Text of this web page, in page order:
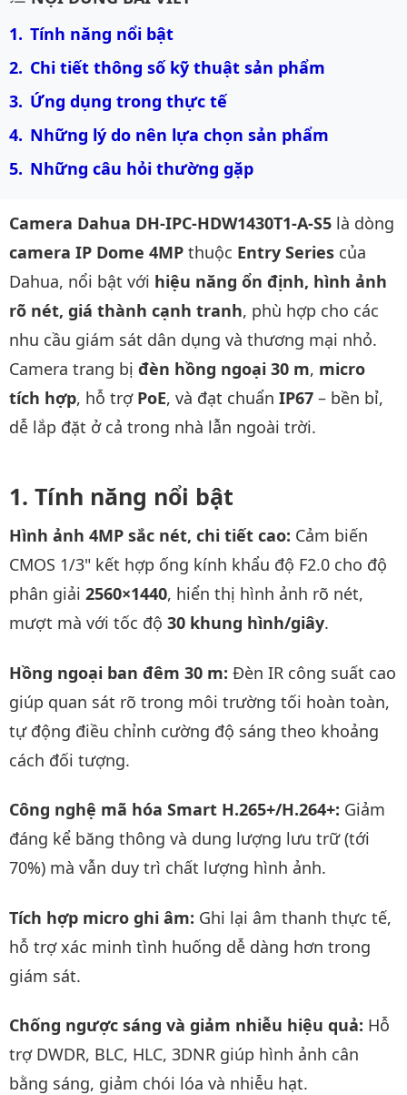
Tính năng nổi bật
Chi tiết thông số kỹ thuật sản phẩm
Ứng dụng trong thực tế
Những lý do nên lựa chọn sản phẩm
Những câu hỏi thường gặp
Camera Dahua DH-IPC-HDW1430T1-A-S5 là dòng
camera IP Dome 4MP thuộc Entry Series của
Dahua, nổi bật với hiệu năng ổn định, hình ảnh
rõ nét, giá thành cạnh tranh, phù hợp cho các
nhu cầu giám sát dân dụng và thương mại nhỏ.
Camera trang bị đèn hồng ngoại 30 m, micro
tích hợp, hỗ trợ PoE, và đạt chuẩn IP67 – bền bỉ,
dễ lắp đặt ở cả trong nhà lẫn ngoài trời.
Tính năng nổi bật
Hình ảnh 4MP sắc nét, chi tiết cao: Cảm biến
CMOS 1/3" kết hợp ống kính khẩu độ F2.0 cho độ
phân giải 2560×1440, hiển thị hình ảnh rõ nét,
mượt mà với tốc độ 30 khung hình/giây.
Hồng ngoại ban đêm 30 m: Đèn IR công suất cao
giúp quan sát rõ trong môi trường tối hoàn toàn,
tự động điều chỉnh cường độ sáng theo khoảng
cách đối tượng.
Công nghệ mã hóa Smart H.265+/H.264+: Giảm
đáng kể băng thông và dung lượng lưu trữ (tới
70%) mà vẫn duy trì chất lượng hình ảnh.
Tích hợp micro ghi âm: Ghi lại âm thanh thực tế,
hỗ trợ xác minh tình huống dễ dàng hơn trong
giám sát.
Chống ngược sáng và giảm nhiễu hiệu quả: Hỗ
trợ DWDR, BLC, HLC, 3DNR giúp hình ảnh cân
bằng sáng, giảm chói lóa và nhiễu hạt.